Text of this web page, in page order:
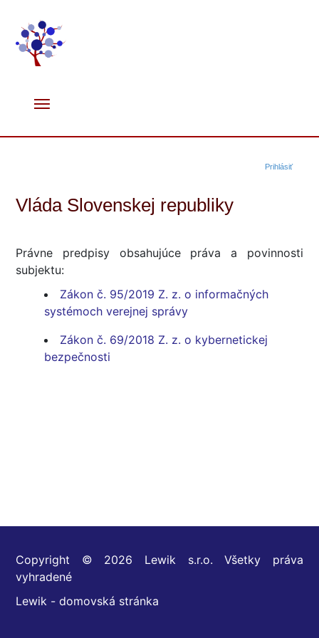
Prihlásiť
Vláda Slovenskej republiky
Právne predpisy obsahujúce práva a povinnosti
subjektu:
Zákon č. 95/2019 Z. z. o informačných
systémoch verejnej správy
Zákon č. 69/2018 Z. z. o kybernetickej
bezpečnosti
Copyright © 2026 Lewik s.r.o. Všetky práva
vyhradené
Lewik - domovská stránka